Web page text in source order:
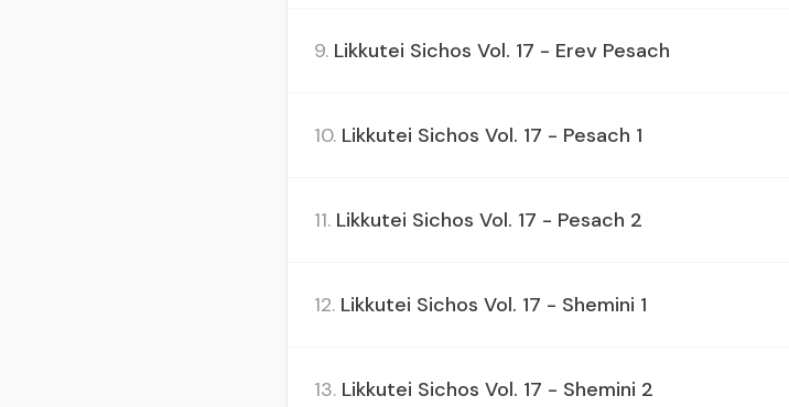
9. Likkutei Sichos Vol. 17 - Erev Pesach
10. Likkutei Sichos Vol. 17 - Pesach 1
11. Likkutei Sichos Vol. 17 - Pesach 2
12. Likkutei Sichos Vol. 17 - Shemini 1
13. Likkutei Sichos Vol. 17 - Shemini 2